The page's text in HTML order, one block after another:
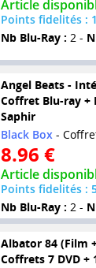
Article
Points fidelités :
Nb Blu-Ray : 2 -
Angel Beats -
Coffret Blu-ray +
Saphir
Black Box-
8.96 €
Article
Points fidelités :
Nb Blu-Ray : 2 -
Albator 84 (Film
Coffrets 7 DVD +